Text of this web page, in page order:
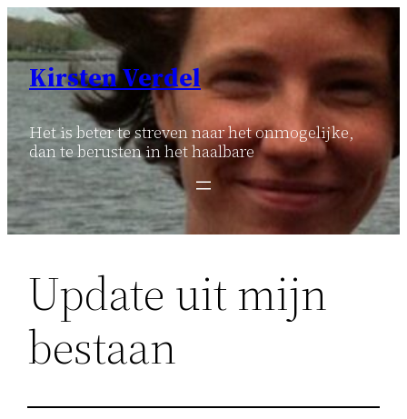
Ga
naar
inhoud
Kirsten Verdel
Het is beter te streven naar het onmogelijke,
dan te berusten in het haalbare
Update uit mijn
bestaan